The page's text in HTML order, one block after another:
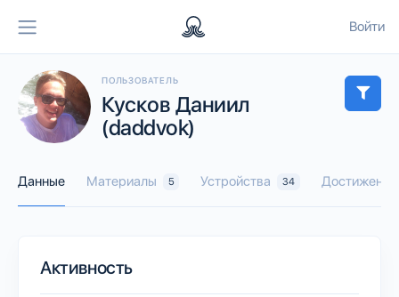
Войти
ПОЛЬЗОВАТЕЛЬ
Кусков Даниил
(daddvok)
Данные Материалы 5 Устройства 34 Достижения
Активность